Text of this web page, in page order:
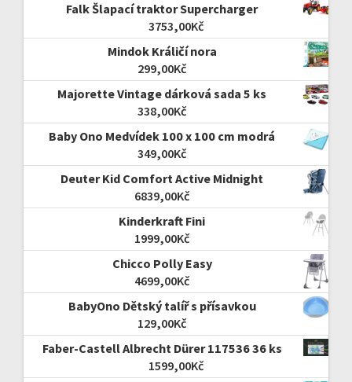
Falk Šlapací traktor Supercharger
3753,00Kč
Mindok Králičí nora
299,00Kč
Majorette Vintage dárková sada 5 ks
338,00Kč
Baby Ono Medvídek 100 x 100 cm modrá
349,00Kč
Deuter Kid Comfort Active Midnight
6839,00Kč
Kinderkraft Fini
1999,00Kč
Chicco Polly Easy
4699,00Kč
BabyOno Dětský talíř s přísavkou
129,00Kč
Faber-Castell Albrecht Dürer 117536 36 ks
1599,00Kč